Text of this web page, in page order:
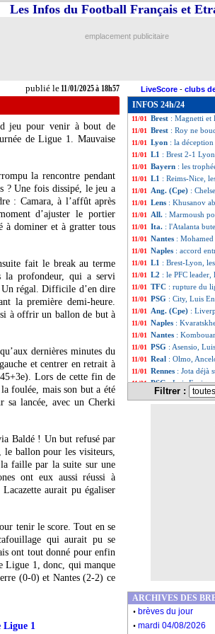
publié le11/01/2025 à 18h57
Les Infos du Football Français et
emplacement publicitaire
LiveScore - clubs
jeu pour venir à bout de
de Ligue 1. Mauvaise
la rencontre pendant
? Une fois dissipé, le jeu a
: Camara, à l’affût après
d’ajuster le portier
à dominer et à gratter tous
fait le break au terme
la profondeur, qui a servi
Un régal. Difficile d’en dire
la première demi-heure.
à offrir un ballon de but à
dernières minutes du
et centrer en retrait à
Lors de cette fin de
foulée, mais son but a été
sa lancée, avec un Cherki
Baldé ! Un but refusé par
ballon pour les visiteurs,
faille par la suite sur une
ont eux aussi réussi à
aurait pu égaliser
tenir le score. Tout en se
qui aurait pu se
ont tout donné pour enfin
Ligue 1, donc, qui manque
(0-0) et Nantes (2-2) ce
Ligue 1
INFOS 24h/24
11/01 Milan:
11/01 L1: Reims 2-4
11/01 L1: Rennes-
11/01 Ita.: la Juve
11/01 Brest : Magnetti et
11/01 Brest : Roy ne
11/01 Lyon : la
11/01 L1 : Brest 2-1
11/01 Bayern : les
11/01 L1 : Reims-Nice,
11/01 Ang. (Cpe) :
11/01 Lens : Khusanov
11/01 All. : Marmoush
11/01 Ita. : l'Atalanta
11/01 Nantes :
11/01 Naples : accord
11/01 L1 : Brest-Lyon,
11/01 L2 : le PFC
11/01 TFC : rupture du
11/01 PSG : City, Luis
11/01 Ang. (Cpe) :
11/01 Naples :
11/01 Nantes :
11/01 PSG : Asensio,
11/01 Real : Olmo,
11/01 Rennes : Jota déjà
11/01 PSG: Luis
ASSE: le retour de
: Guendouzi
... Liste des
Filtrer :
ARCHIVES DES
. brèves du jour
. mardi 04/08/2026